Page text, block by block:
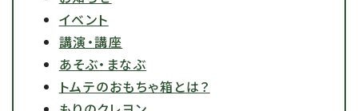
イベント
講演・講座
あそぶ・まなぶ
トムテのおもちゃ箱とは？